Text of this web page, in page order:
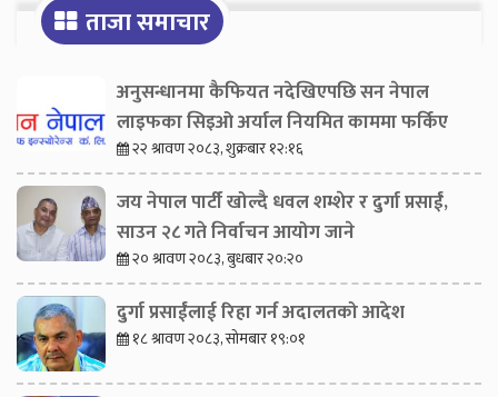
ताजा समाचार
अनुसन्धानमा कैफियत नदेखिएपछि सन नेपाल
लाइफका सिइओ अर्याल नियमित काममा फर्किए
२२ श्रावण २०८३, शुक्रबार १२:१६
जय नेपाल पार्टी खोल्दै धवल शम्शेर र दुर्गा प्रसाईं,
साउन २८ गते निर्वाचन आयोग जाने
२० श्रावण २०८३, बुधबार २०:२०
दुर्गा प्रसाईंलाई रिहा गर्न अदालतको आदेश
१८ श्रावण २०८३, सोमबार १९:०१